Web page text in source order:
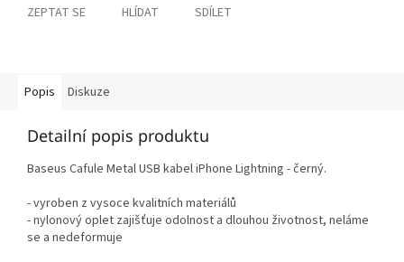
ZEPTAT SE HLÍDAT SDÍLET
Popis Diskuze
Detailní popis produktu
Baseus Cafule Metal USB kabel iPhone Lightning - černý.
- vyroben z vysoce kvalitních materiálů
- nylonový oplet zajišťuje odolnost a dlouhou životnost, neláme
se a nedeformuje